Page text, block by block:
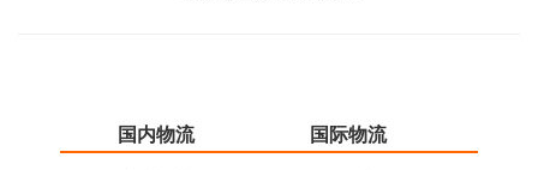
国内物流 国际物流